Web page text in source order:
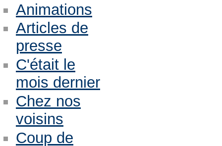
Animations
Articles de
presse
C'était le
mois dernier
Chez nos
voisins
Coup de